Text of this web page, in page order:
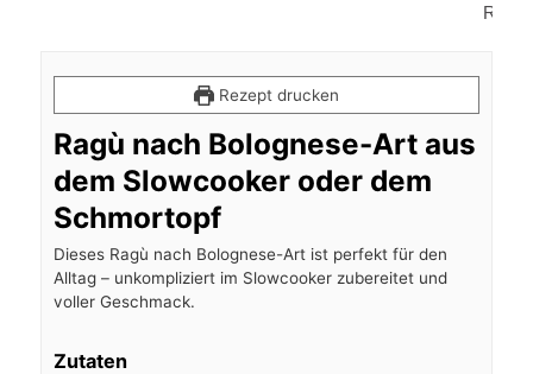
Ragù
Rezept drucken
Ragù nach Bolognese-Art aus
dem Slowcooker oder dem
Schmortopf
Dieses Ragù nach Bolognese-Art ist perfekt für den
Alltag – unkompliziert im Slowcooker zubereitet und
voller Geschmack.
Zutaten